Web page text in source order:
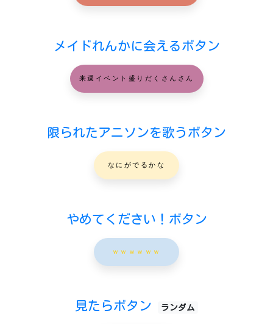
メイドれんかに会えるボタン
来週イベント盛りだくさんさん
限られたアニソンを歌うボタン
なにがでるかな
やめてください！ボタン
ｗｗｗｗｗｗ
見たらボタン ランダム